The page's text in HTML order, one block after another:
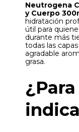
Neutrogena
y Cuerpo
hidratación
útil para
durante más
todas las
agradable
grasa.